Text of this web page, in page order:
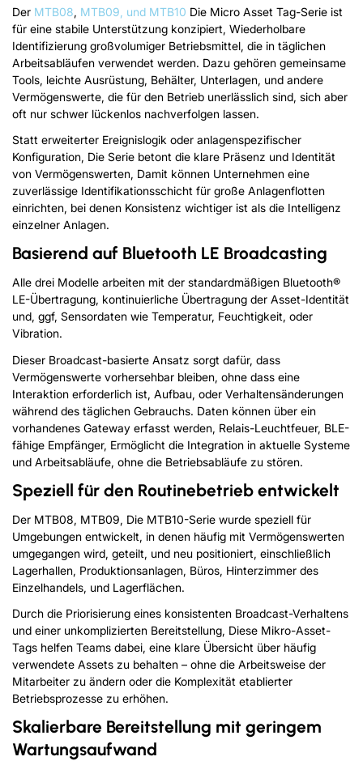
Der MTB08, MTB09, und MTB10 Die Micro Asset Tag-Serie ist
für eine stabile Unterstützung konzipiert, Wiederholbare
Identifizierung großvolumiger Betriebsmittel, die in täglichen
Arbeitsabläufen verwendet werden. Dazu gehören gemeinsame
Tools, leichte Ausrüstung, Behälter, Unterlagen, und andere
Vermögenswerte, die für den Betrieb unerlässlich sind, sich aber
oft nur schwer lückenlos nachverfolgen lassen.
Statt erweiterter Ereignislogik oder anlagenspezifischer
Konfiguration, Die Serie betont die klare Präsenz und Identität
von Vermögenswerten, Damit können Unternehmen eine
zuverlässige Identifikationsschicht für große Anlagenflotten
einrichten, bei denen Konsistenz wichtiger ist als die Intelligenz
einzelner Anlagen.
Basierend auf Bluetooth LE Broadcasting
Alle drei Modelle arbeiten mit der standardmäßigen Bluetooth®
LE-Übertragung, kontinuierliche Übertragung der Asset-Identität
und, ggf, Sensordaten wie Temperatur, Feuchtigkeit, oder
Vibration.
Dieser Broadcast-basierte Ansatz sorgt dafür, dass
Vermögenswerte vorhersehbar bleiben, ohne dass eine
Interaktion erforderlich ist, Aufbau, oder Verhaltensänderungen
während des täglichen Gebrauchs. Daten können über ein
vorhandenes Gateway erfasst werden, Relais-Leuchtfeuer, BLE-
fähige Empfänger, Ermöglicht die Integration in aktuelle Systeme
und Arbeitsabläufe, ohne die Betriebsabläufe zu stören.
Speziell für den Routinebetrieb entwickelt
Der MTB08, MTB09, Die MTB10-Serie wurde speziell für
Umgebungen entwickelt, in denen häufig mit Vermögenswerten
umgegangen wird, geteilt, und neu positioniert, einschließlich
Lagerhallen, Produktionsanlagen, Büros, Hinterzimmer des
Einzelhandels, und Lagerflächen.
Durch die Priorisierung eines konsistenten Broadcast-Verhaltens
und einer unkomplizierten Bereitstellung, Diese Mikro-Asset-
Tags helfen Teams dabei, eine klare Übersicht über häufig
verwendete Assets zu behalten – ohne die Arbeitsweise der
Mitarbeiter zu ändern oder die Komplexität etablierter
Betriebsprozesse zu erhöhen.
Skalierbare Bereitstellung mit geringem
Wartungsaufwand